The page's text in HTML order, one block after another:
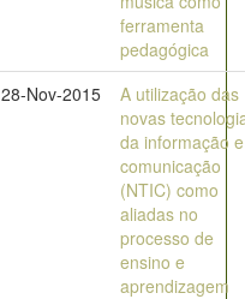
ferramenta
pedagógica
28-Nov-2015
A utilização das
novas
da informação e
comunicação
(NTIC) como
aliadas no
processo de
ensino e
aprendizagem